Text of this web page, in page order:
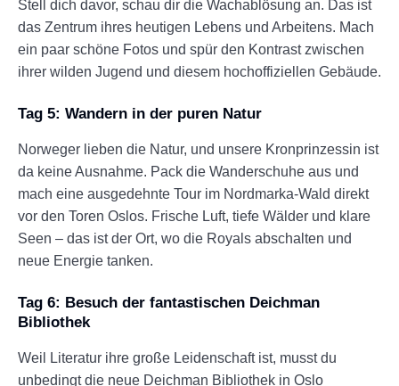
Stell dich davor, schau dir die Wachablösung an. Das ist
das Zentrum ihres heutigen Lebens und Arbeitens. Mach
ein paar schöne Fotos und spür den Kontrast zwischen
ihrer wilden Jugend und diesem hochoffiziellen Gebäude.
Tag 5: Wandern in der puren Natur
Norweger lieben die Natur, und unsere Kronprinzessin ist
da keine Ausnahme. Pack die Wanderschuhe aus und
mach eine ausgedehnte Tour im Nordmarka-Wald direkt
vor den Toren Oslos. Frische Luft, tiefe Wälder und klare
Seen – das ist der Ort, wo die Royals abschalten und
neue Energie tanken.
Tag 6: Besuch der fantastischen Deichman
Bibliothek
Weil Literatur ihre große Leidenschaft ist, musst du
unbedingt die neue Deichman Bibliothek in Oslo